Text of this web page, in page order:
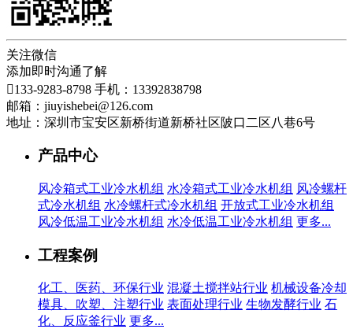
关注微信
添加即时沟通了解
133-9283-8798 手机：13392838798
邮箱：jiuyishebei@126.com
地址：深圳市宝安区新桥街道新桥社区陂口二区八巷6号
产品中心
风冷箱式工业冷水机组 水冷箱式工业冷水机组 风冷螺杆
式冷水机组 水冷螺杆式冷水机组 开放式工业冷水机组
风冷低温工业冷水机组 水冷低温工业冷水机组 更多...
工程案例
化工、医药、环保行业 混凝土搅拌站行业 机械设备冷却
模具、吹塑、注塑行业 表面处理行业 生物发酵行业 石
化、反应釜行业 更多...